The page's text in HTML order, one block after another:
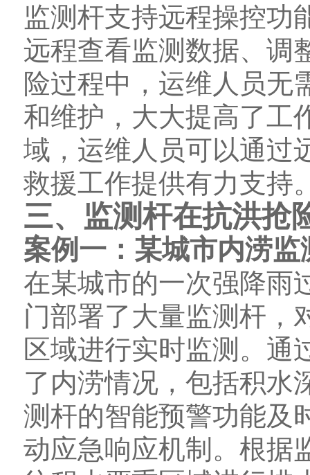
监测杆支持远程操控功
远程查看监测数据、调
险过程中，运维人员无
和维护，大大提高了工
域，运维人员可以通过
救援工作提供有力支持
三、监测杆在抗洪抢
案例一：某城市内涝
在某城市的一次强降雨
门部署了大量监测杆，
区域进行实时监测。通
了内涝情况，包括积水
测杆的智能预警功能及
动应急响应机制。根据